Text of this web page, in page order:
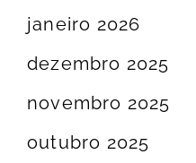
janeiro 2026
dezembro 2025
novembro 2025
outubro 2025